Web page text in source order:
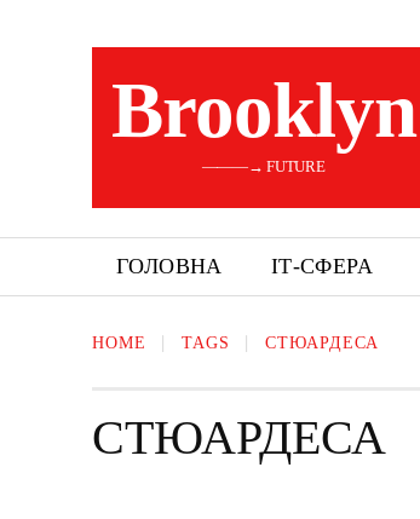
Brooklyn
———→ FUTURE
ГОЛОВНА ІТ-СФЕРА
HOME TAGS СТЮАРДЕСА
СТЮАРДЕСА